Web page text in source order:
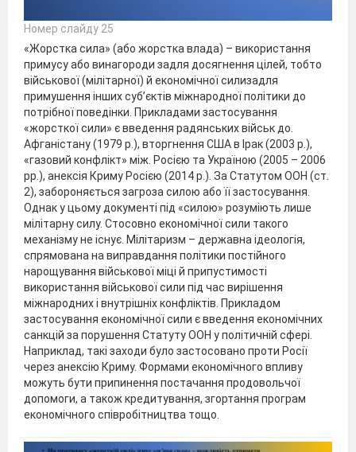
Номер слайду 25
«Жорстка сила» (або жорстка влада) – використання
примусу або винагороди задля досягнення цілей, тобто
військової (мілітарної) й економічної силизадля
примушення інших суб’єктів міжнародної політики до
потрібної поведінки. Прикладами застосування
«жорсткої сили» є введення радянських військ до.
Афганістану (1979 р.), вторгнення США в Ірак (2003 р.),
«газовий конфлікт» між. Росією та Україною (2005 – 2006
рр.), анексія Криму Росією (2014 р.). За Статутом ООН (ст.
2), забороняється загроза силою або її застосування.
Однак у цьому документі під «силою» розуміють лише
мілітарну силу. Стосовно економічної сили такого
механізму не існує. Мілітаризм – державна ідеологія,
спрямована на виправдання політики постійного
нарощування військової міці й припустимості
використання військової сили під час вирішення
міжнародних і внутрішніх конфліктів. Прикладом
застосування економічної сили є введення економічних
санкцій за порушення Статуту ООН у політичній сфері.
Наприклад, такі заходи було застосовано проти Росії
через анексію Криму. Формами економічного впливу
можуть бути припинення постачання продовольчої
допомоги, а також кредитування, згортання програм
економічного співробітництва тощо.